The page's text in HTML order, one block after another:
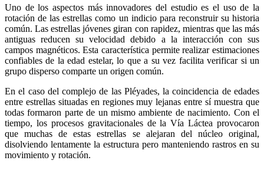
Uno de los aspectos más innovadores del estudio es el uso de la
rotación de las estrellas como un indicio para reconstruir su historia
común. Las estrellas jóvenes giran con rapidez, mientras que las más
antiguas reducen su velocidad debido a la interacción con sus
campos magnéticos. Esta característica permite realizar estimaciones
confiables de la edad estelar, lo que a su vez facilita verificar si un
grupo disperso comparte un origen común.
En el caso del complejo de las Pléyades, la coincidencia de edades
entre estrellas situadas en regiones muy lejanas entre sí muestra que
todas formaron parte de un mismo ambiente de nacimiento. Con el
tiempo, los procesos gravitacionales de la Vía Láctea provocaron
que muchas de estas estrellas se alejaran del núcleo original,
disolviendo lentamente la estructura pero manteniendo rastros en su
movimiento y rotación.